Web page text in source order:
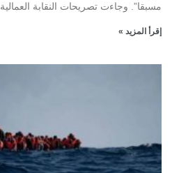
مسبقا”. وجاءت تصريحات النقابة العمالية
إقرأ المزيد »